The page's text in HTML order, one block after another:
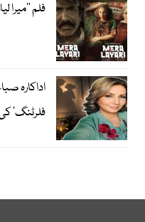
فلم ’’میرا
اداکارہ
فلرٹنگ‘